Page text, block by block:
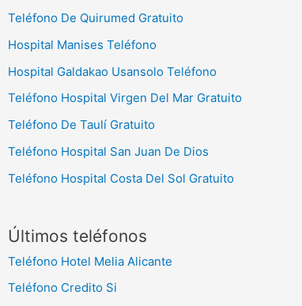
Teléfono De Quirumed Gratuito
Hospital Manises Teléfono
Hospital Galdakao Usansolo Teléfono
Teléfono Hospital Virgen Del Mar Gratuito
Teléfono De Taulí Gratuito
Teléfono Hospital San Juan De Dios
Teléfono Hospital Costa Del Sol Gratuito
Últimos teléfonos
Teléfono Hotel Melia Alicante
Teléfono Credito Si